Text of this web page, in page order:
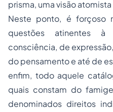
prisma, uma visão
Neste ponto, é forçoso
questões atinentes
consciência, de
do pensamento e até de
enfim, todo aquele
quais constam do
denominados direitos